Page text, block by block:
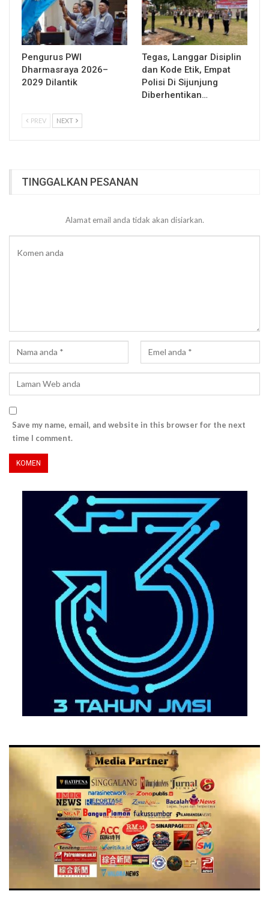
Pengurus PWI
Dharmasraya 2026–
2029 Dilantik
Tegas, Langgar Disiplin
dan Kode Etik, Empat
Polisi Di Sijunjung
Diberhentikan…
PREV NEXT
TINGGALKAN PESANAN
Alamat email anda tidak akan disiarkan.
Save my name, email, and website in this browser for the next
time I comment.